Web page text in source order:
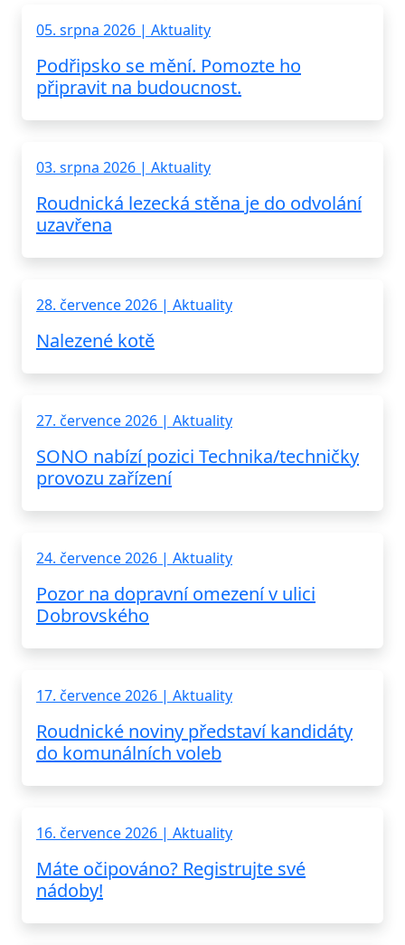
05. srpna 2026 | Aktuality
Podřipsko se mění. Pomozte ho
připravit na budoucnost.
03. srpna 2026 | Aktuality
Roudnická lezecká stěna je do odvolání
uzavřena
28. července 2026 | Aktuality
Nalezené kotě
27. července 2026 | Aktuality
SONO nabízí pozici Technika/techničky
provozu zařízení
24. července 2026 | Aktuality
Pozor na dopravní omezení v ulici
Dobrovského
17. července 2026 | Aktuality
Roudnické noviny představí kandidáty
do komunálních voleb
16. července 2026 | Aktuality
Máte očipováno? Registrujte své
nádoby!